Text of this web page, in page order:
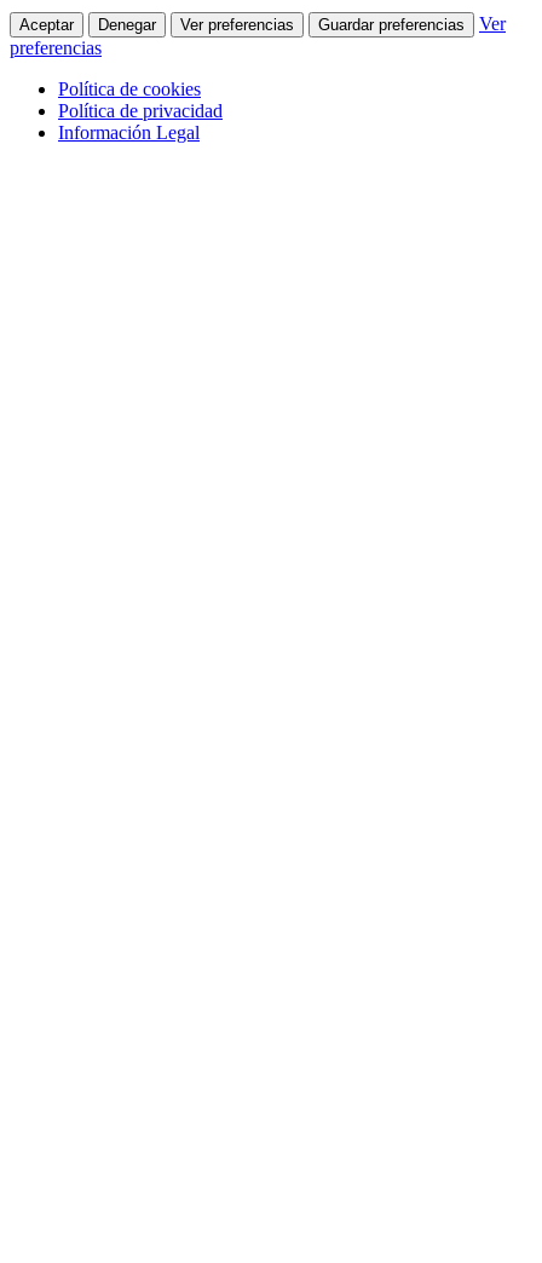
Aceptar Denegar Ver preferencias Guardar preferencias
Ver
preferencias
Política de cookies
Política de privacidad
Información Legal